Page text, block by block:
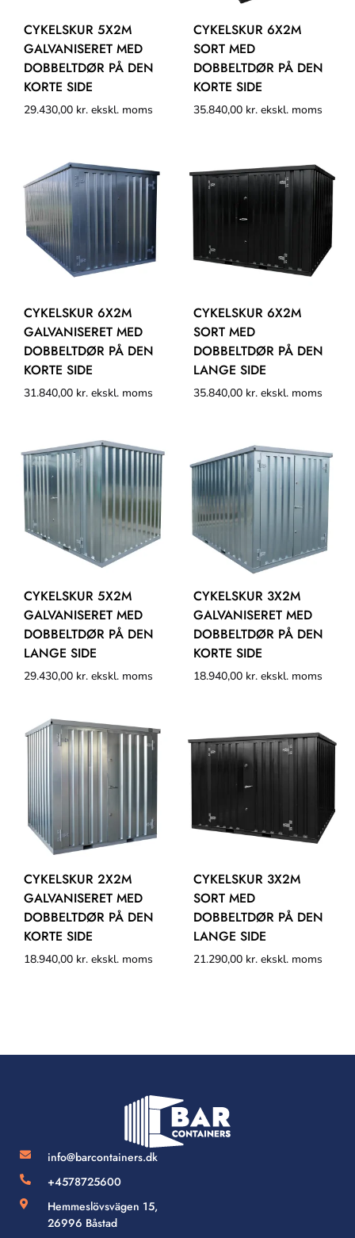
CYKELSKUR 5X2M
GALVANISERET MED
DOBBELTDØR PÅ DEN
KORTE SIDE
29.430,00 kr. ekskl. moms
CYKELSKUR 6X2M
SORT MED
DOBBELTDØR PÅ DEN
KORTE SIDE
35.840,00 kr. ekskl. moms
CYKELSKUR 6X2M
GALVANISERET MED
DOBBELTDØR PÅ DEN
KORTE SIDE
31.840,00 kr. ekskl. moms
CYKELSKUR 6X2M
SORT MED
DOBBELTDØR PÅ DEN
LANGE SIDE
35.840,00 kr. ekskl. moms
CYKELSKUR 5X2M
GALVANISERET MED
DOBBELTDØR PÅ DEN
LANGE SIDE
29.430,00 kr. ekskl. moms
CYKELSKUR 3X2M
GALVANISERET MED
DOBBELTDØR PÅ DEN
KORTE SIDE
18.940,00 kr. ekskl. moms
CYKELSKUR 2X2M
GALVANISERET MED
DOBBELTDØR PÅ DEN
KORTE SIDE
18.940,00 kr. ekskl. moms
CYKELSKUR 3X2M
SORT MED
DOBBELTDØR PÅ DEN
LANGE SIDE
21.290,00 kr. ekskl. moms
info@barcontainers.dk
+4578725600
Hemmeslövsvägen 15,
26996 Båstad